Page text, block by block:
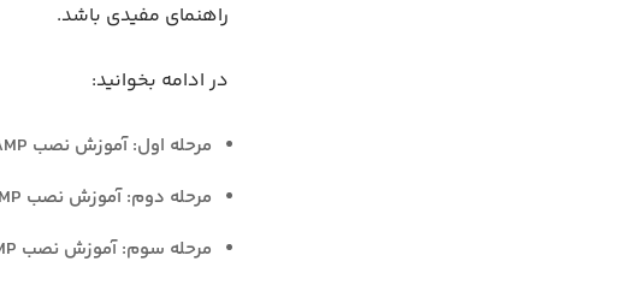
راهنمای مفیدی باشد.
در ادامه بخوانید:
مرحله اول: آموزش نصب LAMP؛ نصب Apache و بروزرسانی فایروال
مرحله دوم: آموزش نصب LAMP؛ نصب MySQL
مرحله سوم: آموزش نصب LAMP؛ نصب PHP